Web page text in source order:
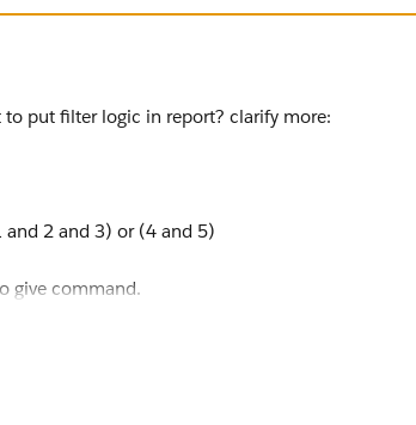
put filter logic in report? clarify more:
2 and 3) or (4 and 5)
give command.